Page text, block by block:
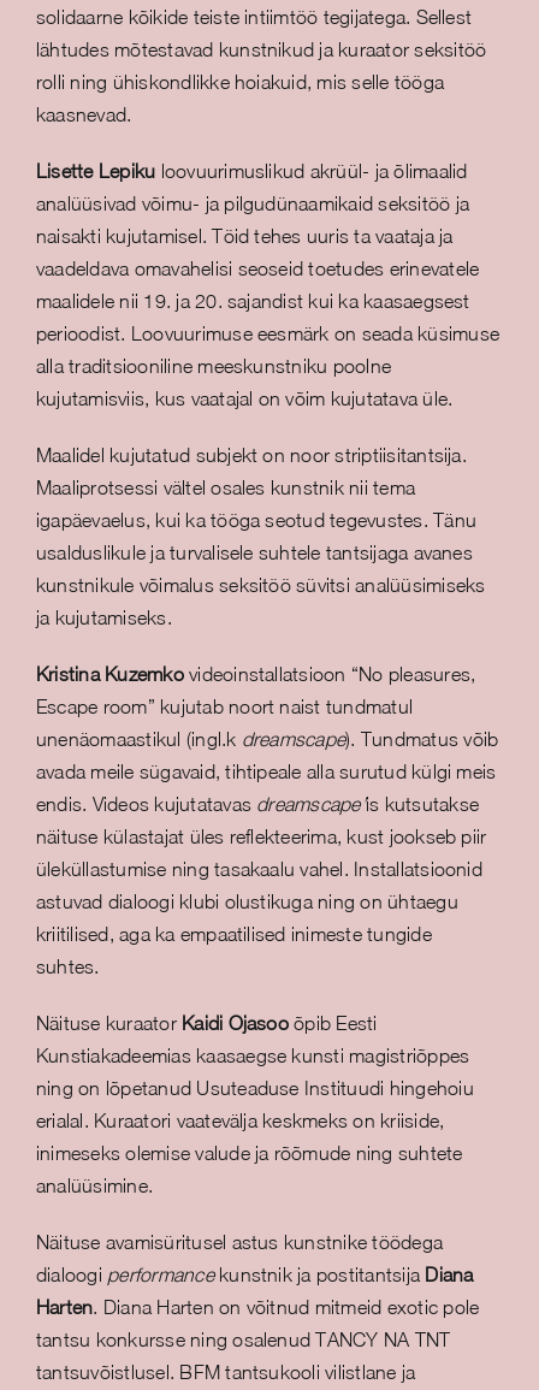
solidaarne kõikide teiste intiimtöö tegijatega. Sellest
lähtudes mõtestavad kunstnikud ja kuraator seksitöö
rolli ning ühiskondlikke hoiakuid, mis selle tööga
kaasnevad.
Lisette Lepiku loovuurimuslikud akrüül- ja õlimaalid
analüüsivad võimu- ja pilgudünaamikaid seksitöö ja
naisakti kujutamisel. Töid tehes uuris ta vaataja ja
vaadeldava omavahelisi seoseid toetudes erinevatele
maalidele nii 19. ja 20. sajandist kui ka kaasaegsest
perioodist. Loovuurimuse eesmärk on seada küsimuse
alla traditsiooniline meeskunstniku poolne
kujutamisviis, kus vaatajal on võim kujutatava üle.
Maalidel kujutatud subjekt on noor striptiisitantsija.
Maaliprotsessi vältel osales kunstnik nii tema
igapäevaelus, kui ka tööga seotud tegevustes. Tänu
usalduslikule ja turvalisele suhtele tantsijaga avanes
kunstnikule võimalus seksitöö süvitsi analüüsimiseks
ja kujutamiseks.
Kristina Kuzemkovideoinstallatsioon “No pleasures,
Escape room” kujutab noort naist tundmatul
unenäomaastikul (ingl.k dreamscape). Tundmatus võib
avada meile sügavaid, tihtipeale alla surutud külgi meis
endis. Videos kujutatavas dreamscape’is kutsutakse
näituse külastajat üles reflekteerima, kust jookseb piir
üleküllastumise ning tasakaalu vahel. Installatsioonid
astuvad dialoogi klubi olustikuga ning on ühtaegu
kriitilised, aga ka empaatilised inimeste tungide
suhtes.
Näituse kuraator Kaidi Ojasooõpib Eesti
Kunstiakadeemias kaasaegse kunsti magistriõppes
ning on lõpetanud Usuteaduse Instituudi hingehoiu
erialal. Kuraatori vaatevälja keskmeks on kriiside,
inimeseks olemise valude ja rõõmude ning suhtete
analüüsimine.
Näituse avamisüritusel astus kunstnike töödega
dialoogi performancekunstnik ja postitantsija Diana
Harten. Diana Harten on võitnud mitmeid exotic pole
tantsu konkursse ning osalenud TANCY NA TNT
tantsuvõistlusel. BFM tantsukooli vilistlane ja